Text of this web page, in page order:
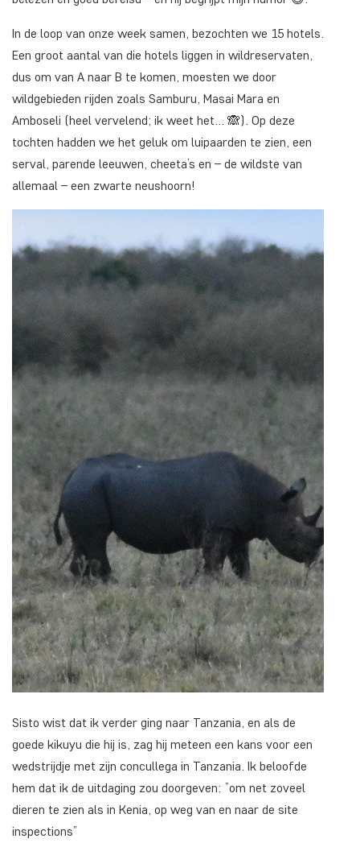
In de loop van onze week samen, bezochten we 15 hotels.
Een groot aantal van die hotels liggen in wildreservaten,
dus om van A naar B te komen, moesten we door
wildgebieden rijden zoals Samburu, Masai Mara en
Amboseli (heel vervelend; ik weet het… 🙈). Op deze
tochten hadden we het geluk om luipaarden te zien, een
serval, parende leeuwen, cheeta’s en – de wildste van
allemaal – een zwarte neushoorn!
Sisto wist dat ik verder ging naar Tanzania, en als de
goede kikuyu die hij is, zag hij meteen een kans voor een
wedstrijdje met zijn concullega in Tanzania. Ik beloofde
hem dat ik de uitdaging zou doorgeven: ”om net zoveel
dieren te zien als in Kenia, op weg van en naar de site
inspections”